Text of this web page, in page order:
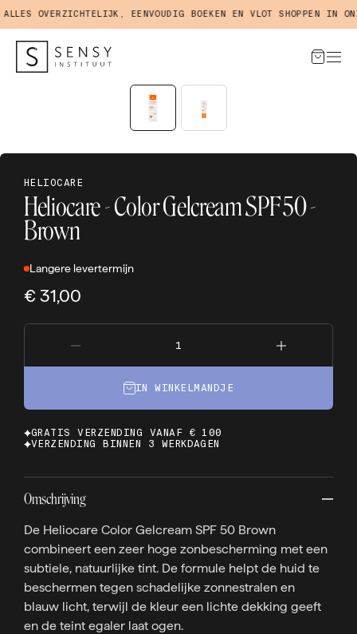
OVERZICHTELIJK, EENVOUDIG BOEKEN EN VLOT SHOPPEN IN ONZE
HELIOCARE
Heliocare - Color Gelcream SPF 50 -
Brown
Langere levertermijn
€ 31,00
IN WINKELMANDJE
GRATIS VERZENDING VANAF € 100
VERZENDING BINNEN 3 WERKDAGEN
Omschrijving
De Heliocare Color Gelcream SPF 50 Brown
combineert een zeer hoge zonbescherming met een
subtiele, natuurlijke tint. De formule helpt de huid te
beschermen tegen schadelijke zonnestralen en
blauw licht, terwijl de kleur een lichte dekking geeft
en de teint egaler laat ogen.